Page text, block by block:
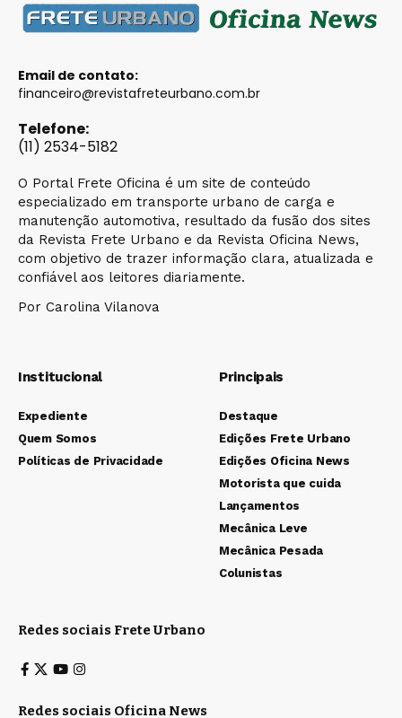
Email de contato:
financeiro@revistafreteurbano.com.br
Telefone:
(11) 2534-5182
O Portal Frete Oficina é um site de conteúdo
especializado em transporte urbano de carga e
manutenção automotiva, resultado da fusão dos sites
da Revista Frete Urbano e da Revista Oficina News,
com objetivo de trazer informação clara, atualizada e
confiável aos leitores diariamente.
Por Carolina Vilanova
Institucional
Expediente
Quem Somos
Políticas de Privacidade
Principais
Destaque
Edições Frete Urbano
Edições Oficina News
Motorista que cuida
Lançamentos
Mecânica Leve
Mecânica Pesada
Colunistas
Redes sociais Frete Urbano
Redes sociais Oficina News